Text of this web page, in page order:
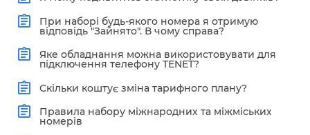
При наборі будь-якого номера я отримую
відповідь "Зайнято". В чому справа?
Яке обладнання можна використовувати для
підключення телефону TENET?
Скільки коштує зміна тарифного плану?
Правила набору міжнародних та міжміських
номерів